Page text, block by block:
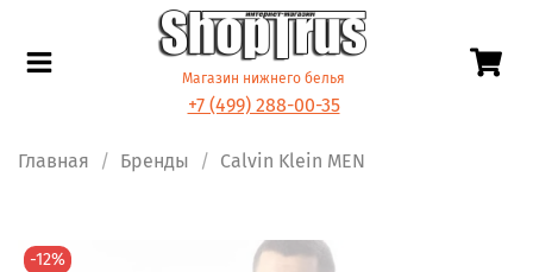
Магазин нижнего белья
+7 (499) 288-00-35
Главная Бренды Calvin Klein MEN
-12%